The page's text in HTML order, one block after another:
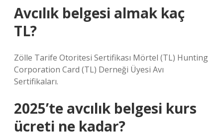
Avcılık belgesi almak kaç
TL?
Zölle Tarife Otoritesi Sertifikası Mörtel (TL) Hunting
Corporation Card (TL) Derneği Üyesi Avı
Sertifikaları.
2025’te avcılık belgesi kurs
ücreti ne kadar?